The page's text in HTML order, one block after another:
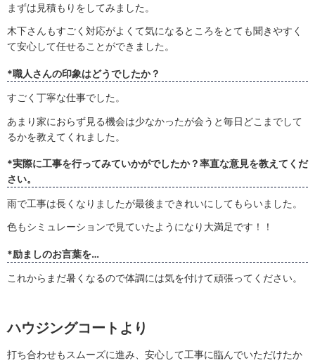
まずは見積もりをしてみました。
木下さんもすごく対応がよくて気になるところをとても聞きやすく
て安心して任せることができました。
*職人さんの印象はどうでしたか？
すごく丁寧な仕事でした。
あまり家におらず見る機会は少なかったが会うと毎日どこまでして
るかを教えてくれました。
*実際に工事を行ってみていかがでしたか？率直な意見を教えてくだ
さい。
雨で工事は長くなりましたが最後まできれいにしてもらいました。
色もシミュレーションで見ていたようになり大満足です！！
*励ましのお言葉を…
これからまだ暑くなるので体調には気を付けて頑張ってください。
ハウジングコートより
打ち合わせもスムーズに進み、安心して工事に臨んでいただけたか